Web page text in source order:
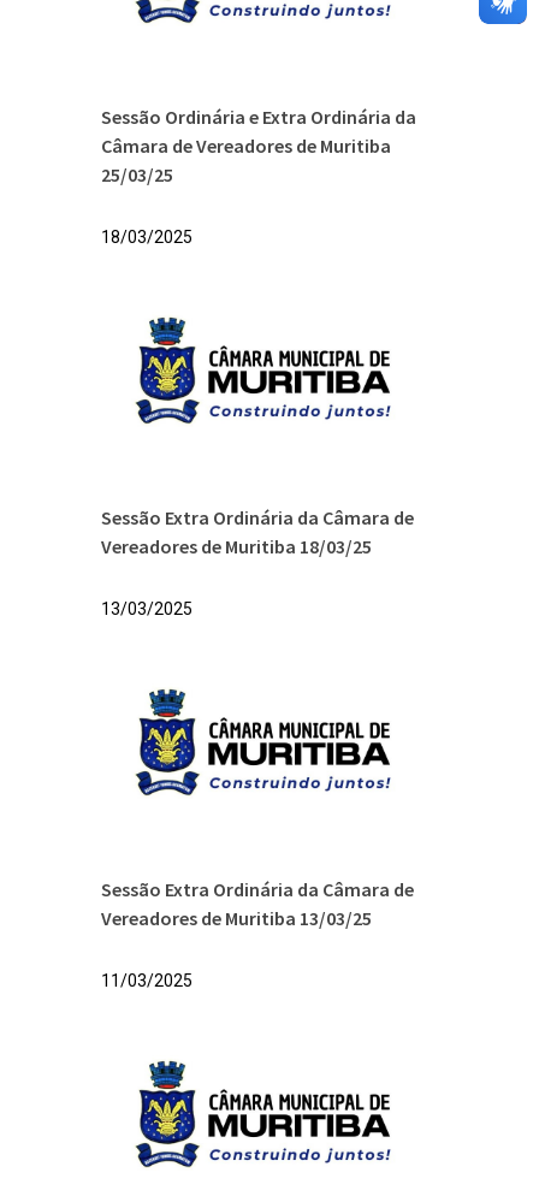
Sessão Ordinária e Extra Ordinária da
Câmara de Vereadores de Muritiba
25/03/25
18/03/2025
Sessão Extra Ordinária da Câmara de
Vereadores de Muritiba 18/03/25
13/03/2025
Sessão Extra Ordinária da Câmara de
Vereadores de Muritiba 13/03/25
11/03/2025